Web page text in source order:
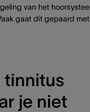
van het
gaat dit gepaard
tinnitus
je niet